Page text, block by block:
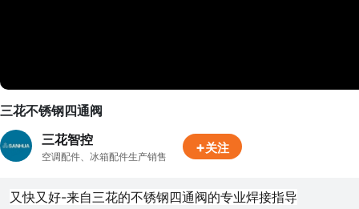
三花不锈钢四通阀
三花智控
空调配件、冰箱配件生产销售
+关注
又快又好-来自三花的不锈钢四通阀的专业焊接指导